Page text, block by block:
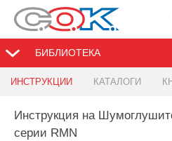
БИБЛИОТЕКА
ИНСТРУКЦИИ КАТАЛОГИ
Инструкция на
серии RMN